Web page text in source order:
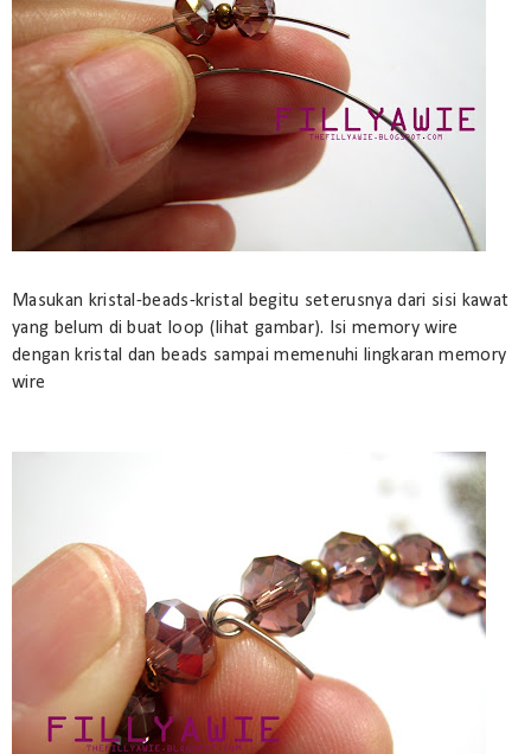
Masukan kristal-beads-kristal begitu seterusnya dari sisi kawat
yang belum di buat loop (lihat gambar). Isi memory wire
dengan kristal dan beads sampai memenuhi lingkaran memory
wire